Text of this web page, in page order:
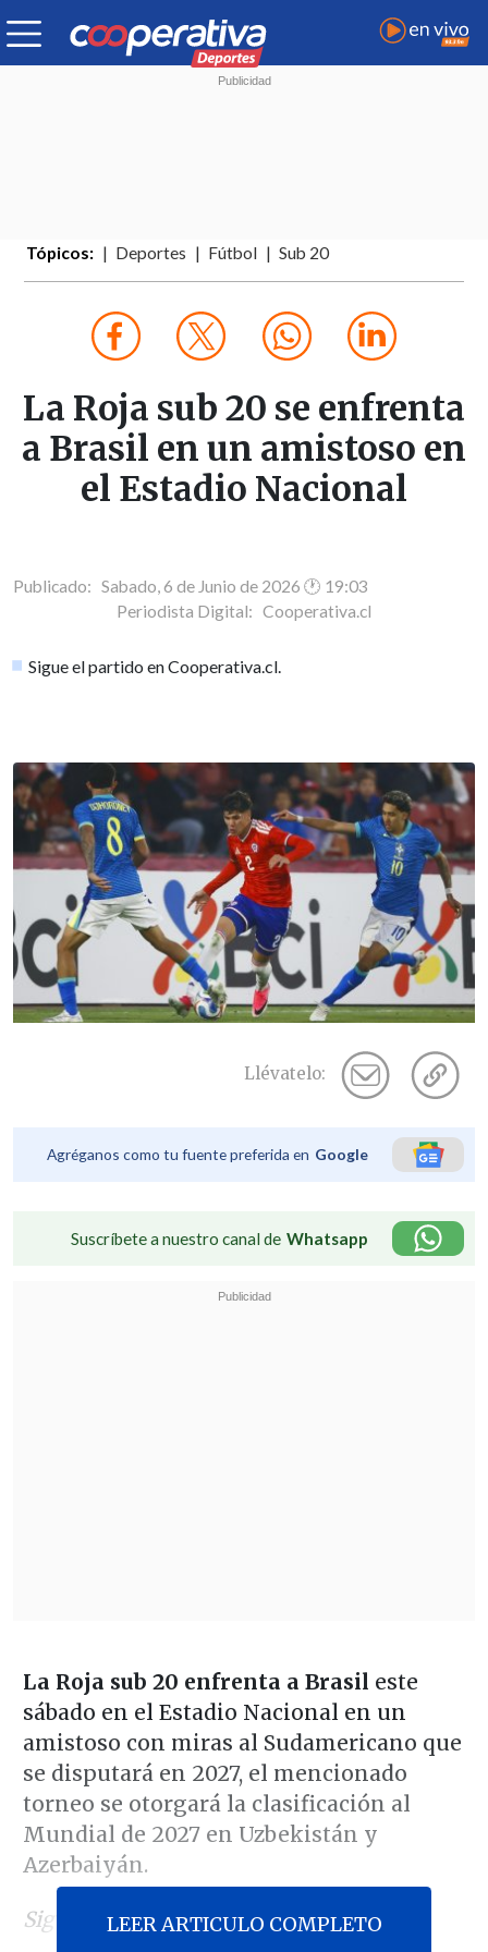
Tópicos: Deportes Fútbol Sub 20
La Roja sub 20 se enfrenta
a Brasil en un amistoso en
el Estadio Nacional
Publicado: Sabado, 6 de Junio de 2026 🕐 19:03
Periodista Digital: Cooperativa.cl
Sigue el partido en Cooperativa.cl.
Llévatelo:
Agréganos como tu fuente preferida en Google
Suscríbete a nuestro canal de Whatsapp
La Roja sub 20 enfrenta a Brasil este
sábado en el Estadio Nacional en un
amistoso con miras al Sudamericano que
se disputará en 2027, el mencionado
torneo se otorgará la clasificación al
Mundial de 2027 en Uzbekistán y
Azerbaiyán.
Sigue el partido en Cooperativa.cl:
LEER ARTICULO COMPLETO